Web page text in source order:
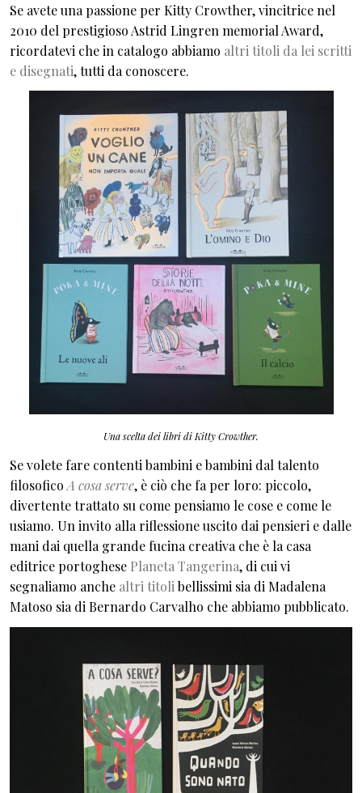
Se avete una passione per Kitty Crowther, vincitrice nel
2010 del prestigioso Astrid Lingren memorial Award,
ricordatevi che in catalogo abbiamo altri titoli da lei scritti
e disegnati, tutti da conoscere.
Una scelta dei libri di Kitty Crowther.
Se volete fare contenti bambini e bambini dal talento
filosofico A cosa serve, è ciò che fa per loro: piccolo,
divertente trattato su come pensiamo le cose e come le
usiamo. Un invito alla riflessione uscito dai pensieri e dalle
mani dai quella grande fucina creativa che è la casa
editrice portoghese Planeta Tangerina, di cui vi
segnaliamo anche altri titoli bellissimi sia di Madalena
Matoso sia di Bernardo Carvalho che abbiamo pubblicato.